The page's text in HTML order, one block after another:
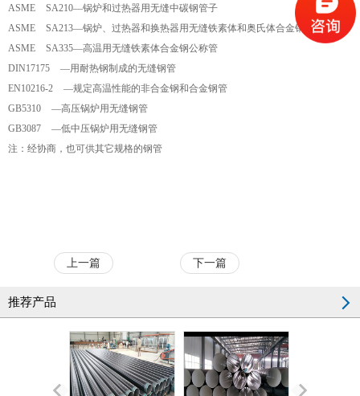
ASME SA210—锅炉和过热器用无缝中碳钢管子
ASME SA213—锅炉、过热器和换热器用无缝铁素体和奥氏体合金钢管子
ASME SA335—高温用无缝铁素体合金钢公称管
DIN17175 —用耐热钢制成的无缝钢管
EN10216-2 —规定高温性能的非合金钢和合金钢管
GB5310 —高压锅炉用无缝钢管
GB3087 —低中压锅炉用无缝钢管
注：经协商，也可供其它规格的钢管
上一篇 下一篇
推荐产品